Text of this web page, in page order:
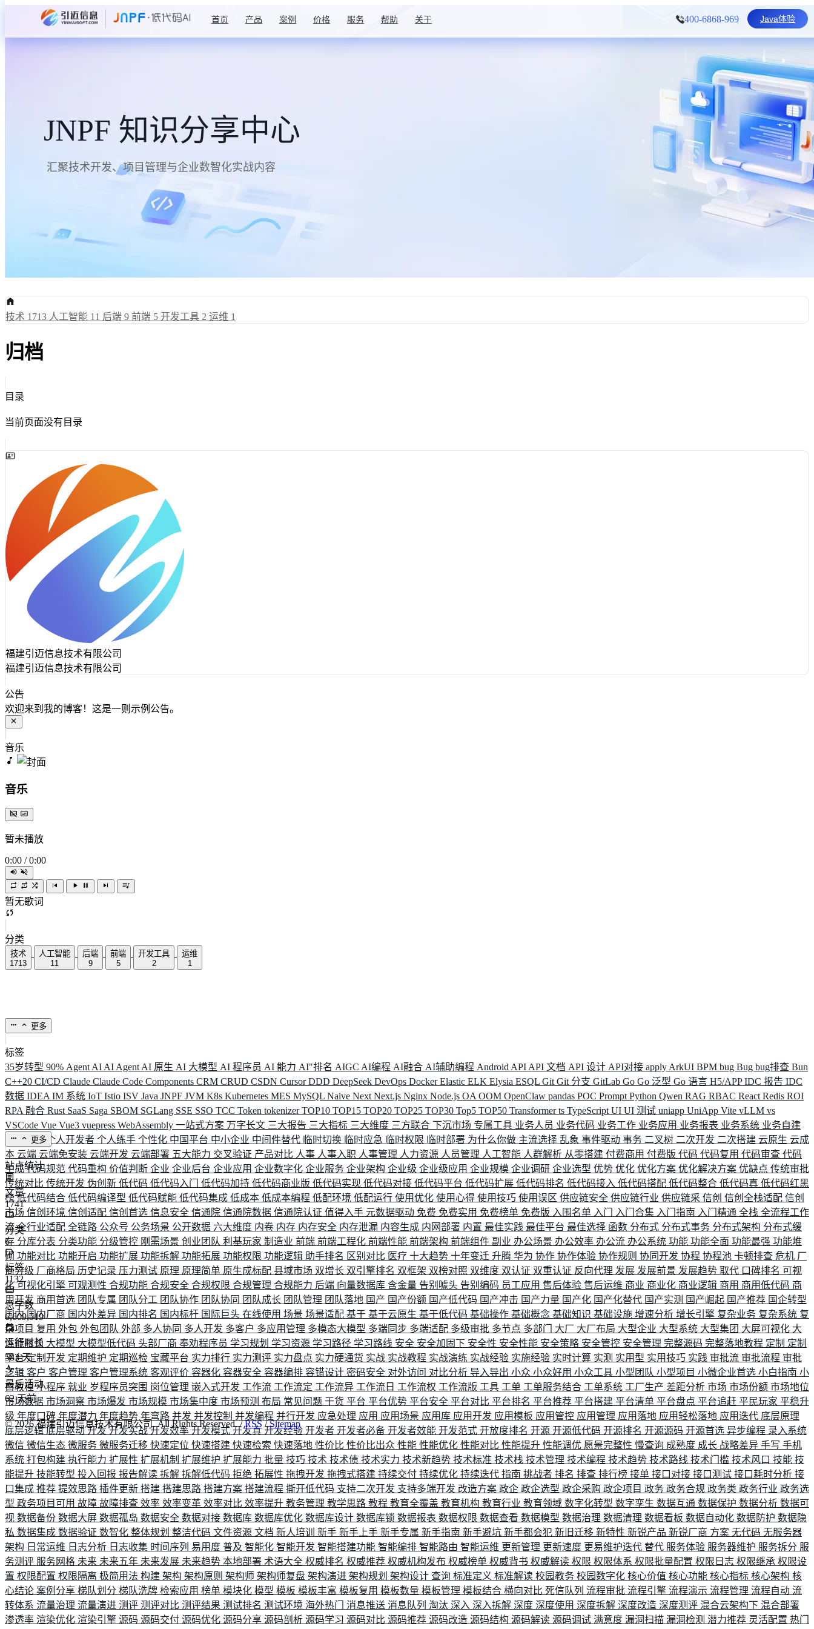
首页 产品 案例 价格 服务 帮助 关于 400-6868-969 Java体验
JNPF 知识分享中心
汇聚技术开发、项目管理与企业数智化实战内容
技术 1713 人工智能 11 后端 9 前端 5 开发工具 2 运维 1
归档
目录
当前页面没有目录
福建引迈信息技术有限公司
福建引迈信息技术有限公司
公告
欢迎来到我的博客！这是一则示例公告。
音乐
音乐
暂未播放
0:00 / 0:00
暂无歌词
分类
技术
1713
人工智能
11
后端
9
前端
5
开发工具
2
运维
1
更多
标签
35岁转型 90% Agent AI AI Agent AI 原生 AI 大模型 AI 程序员 AI 能力 AI"排名 AIGC AI编程 AI融合 AI辅助编程 Android API API 文档 API 设计 API对接 apply ArkUI BPM bug Bug bug排查 Bun
C++20 CI/CD Claude Claude Code Components CRM CRUD CSDN CursorDDD DeepSeek DevOps DockerElastic ELK Elysia ESQL Git Git 分支 GitLab Go Go 泛型 Go 语言 H5/APPIDC 报告 IDC
数据 IDEA IM 系统 IoT Istio ISV Java JNPF JVM K8s Kubernetes MES MySQL Naive Next Next.js Nginx Node.js OA OOM OpenClaw pandas POC Prompt Python Qwen RAG RBAC React Redis ROI
RPA 融合 Rust SaaS Saga SBOM SGLang SSE SSO TCC Token tokenizerTOP10 TOP15 TOP20 TOP25 TOP30 Top5 TOP50 Transformerts TypeScript UI UI 测试 uniapp UniApp Vite vLLM vs
VSCode Vue Vue3 vuepress WebAssembly 一站式方案 万字长文 三大报告 三大指标 三大维度 三方联合 下沉市场 专属工具 业务人员 业务代码 业务工作 业务应用 业务报表 业务系统 业务自建
业务连续个人开发者 个人练手 个性化 中国平台 中小企业 中间件替代 临时切换 临时应急 临时权限 临时部署 为什么你做 主流选择 乱象 事件驱动 事务 二叉树 二次开发 二次搭建 云原生 云成
本 云端 云端免安装 云端开发 云端部署 五大能力 交叉验证 产品对比 人事 人事入职 人事管理 人力资源 人员管理 人工智能 人群解析 从零搭建 付费商用 付费版 代码 代码复用 代码审查 代码
生成代码规范 代码重构 价值判断 企业 企业后台 企业应用 企业数字化 企业服务 企业架构 企业级 企业级应用 企业规模 企业调研 企业选型 优势 优化 优化方案 优化解决方案 优缺点 传统审批
传统对比 传统开发 伪创新 低代码 低代码入门 低代码加持 低代码商业版 低代码实现 低代码对接 低代码平台 低代码扩展 低代码排名 低代码接入 低代码搭配 低代码整合 低代码真 低代码红黑
榜低代码结合 低代码编译型 低代码赋能 低代码集成 低成本 低成本编程 低配环境 低配运行 使用优化 使用心得 使用技巧 使用误区 供应链安全 供应链行业 供应链采 信创 信创全栈适配 信创
市场 信创环境 信创适配 信创首选 信息安全 信通院 信通院数据 信通院认证 值得入手 元数据驱动 免费 免费实用 免费榜单 免费版 入围名单 入门 入门合集 入门指南 入门精通 全栈 全流程工作
流全行业适配 全链路 公众号 公务场景 公开数据 六大维度 内卷 内存 内存安全 内存泄漏 内容生成 内网部署 内置 最佳实践 最佳平台 最佳选择 函数 分布式 分布式事务 分布式架构 分布式缓
存 分库分表 分类功能 分级管控 刚需场景 创业团队 利基玩家 制造业 前端 前端工程化 前端性能 前端架构 前端组件 副业 办公场景 办公效率 办公流 办公系统 功能 功能全面 功能最强 功能堆
砌 功能对比 功能开启 功能扩展 功能拆解 功能拓展 功能权限 功能逻辑 助手排名 区别对比 医疗 十大趋势 十年变迁 升腾 华为 协作 协作体验 协作规则 协同开发 协程 协程池 卡顿排查 危机 厂
商分级 厂商格局 历史记录 压力测试 原理 原理简单 原生成标配 县域市场 双增长 双引擎排名 双框架 双榜对照 双维度 双认证 双重认证 反向代理 发展 发展前景 发展趋势 取代 口碑排名 可视
化可视化引擎 可观测性 合规功能 合规安全 合规权限 合规管理 合规能力 后端 向量数据库 含金量 告别噱头 告别编码 员工应用 售后体验 售后运维 商业 商业化 商业逻辑 商用 商用低代码 商
用开发 商用首选 团队专属 团队分工 团队协作 团队协同 团队成长 团队管理 团队落地 国产 国产份额 国产低代码 国产冲击 国产力量 国产化 国产化替代 国产实测 国产崛起 国产推荐 国企转型
国内国内厂商 国内外差异 国内排名 国内标杆 国际巨头 在线使用 场景 场景适配 基于 基于云原生 基于低代码 基础操作 基础概念 基础知识 基础设施 增速分析 增长引擎 复杂业务 复杂系统 复
杂项目 复用 外包 外包团队 外部 多人协同 多人开发 多客户 多应用管理 多模态大模型 多端同步 多端适配 多级审批 多节点 多部门 大厂 大厂布局 大型企业 大型系统 大型集团 大屏可视化 大
性能瓶颈 大模型 大模型低代码 头部厂商 奉劝程序员 学习规划 学习资源 学习路径 学习路线 安全 安全加固下 安全性 安全性能 安全策略 安全管控 安全管理 完整源码 完整落地教程 定制 定制
平台定制开发 定期维护 定期巡检 宝藏平台 实力排行 实力测评 实力盘点 实力硬通货 实战 实战教程 实战演练 实战经验 实施经验 实时计算 实测 实用型 实用技巧 实践 审批流 审批流程 审批
逻辑 客户 客户管理 客户管理系统 客观评价 容器化 容器安全 容器编排 容错设计 密码安全 对外访问 对比分析 导入导出 小众 小众好用 小众工具 小型团队 小型项目 小微企业首选 小白指南 小
白教程小程序 就业 岁程序员突围 岗位管理 嵌入式开发 工作流 工作流定 工作流异 工作流日 工作流权 工作流版 工具 工单 工单服务结合 工单系统 工厂生产 差距分析 市场 市场份额 市场地位
市场数据 市场洞察 市场爆发 市场规模 市场集中度 市场预测 布局 常见问题 干货 平台 平台优势 平台安全 平台对比 平台排名 平台推荐 平台搭建 平台清单 平台盘点 平台追赶 平民玩家 平稳升
级 年度口碑 年度潜力 年度趋势 年弯路 并发 并发控制 并发编程 并行开发 应急处理 应用 应用场景 应用库 应用开发 应用模板 应用管控 应用管理 应用落地 应用轻松落地 应用迭代 底层原理
底层逻辑底层驱动开发开发实战开发效率开发模式开发真开发经验 开发者 开发者必备 开发者效能 开发范式 开放度排名 开源 开源低代码 开源排名 开源源码 开源首选 异步编程 录入系统
微信 微信生态 微服务 微服务迁移 快速定位 快速搭建 快速检索 快速落地 性价比 性价比出众 性能 性能优化 性能对比 性能提升 性能调优 愿景完整性 慢查询 成熟度 成长 战略差异 手写 手机
系统 打包构建 执行能力 扩展性 扩展机制 扩展维护 扩展能力 批量 技巧 技术 技术债 技术实力 技术新趋势 技术标准 技术栈 技术管理 技术编程 技术趋势 技术路线 技术门槛 技术风口 技能 技
能提升 技能转型 投入回报 报告解读 拆解 拆解低代码 拒绝 拓展性 拖拽开发 拖拽式搭建 持续交付 持续优化 持续迭代 指南 挑战者 排名 排查 排行榜 接单 接口对接 接口测试 接口耗时分析 接
口集成 推荐 提效思路 插件更新 搭建 搭建思路 搭建方案 搭建流程 撕开低代码 支持二次开发 支持多端开发 改造方案 政企 政企选型 政企采购 政企项目 政务 政务合规 政务类 政务行业 政务选
型 政务项目可用 故障 故障排查 效率 效率变革 效率对比 效率提升 教务管理 教学思路 教程 教育全覆盖 教育机构 教育行业 教育领域 数字化转型 数字孪生 数据互通 数据保护 数据分析 数据可
视 数据备份 数据大屏 数据孤岛 数据安全 数据对接 数据库 数据库优化 数据库设计 数据库锁 数据报表 数据权限 数据查看 数据模型 数据治理 数据清理 数据看板 数据自动化 数据防护 数据隐
私 数据集成 数据验证 数智化 整体规划 整洁代码 文件资源 文档 新人培训 新手 新手上手 新手专属 新手指南 新手避坑 新手都会犯 新旧迁移 新特性 新锐产品 新锐厂商 方案 无代码 无服务器
架构 日常运维 日志分析 日志收集 时间序列 易用度 普及 智能化 智能开发 智能搭建功能 智能编排 智能路由 智能运维 更新管理 更新速度 更易维护迭代 替代 服务体验 服务器维护 服务拆分 服
务测评 服务网格 未来 未来五年 未来发展 未来趋势 本地部署 术语大全 权威排名 权威推荐 权威机构发布 权威榜单 权威背书 权威解读 权限 权限体系 权限批量配置 权限日志 权限继承 权限设
置 权限配置 权限隔离 极简用法 构建 架构 架构原则 架构师 架构师复盘 架构演进 架构规划 架构设计 查询 标准定义 标准解读 校园教务 校园数字化 核心价值 核心功能 核心指标 核心架构 核
心结论 案例分享 梯队划分 梯队洗牌 检索应用 榜单 模块化 模型 模板 模板丰富 模板复用 模板数量 模板管理 模板结合 横向对比 死信队列 流程审批 流程引擎 流程演示 流程管理 流程自动 流
转体系 流量治理 流量演进 测评 测评对比 测评结果 测试排名 测试环境 海外热门 消息推送 消息队列 淘汰 深入 深入拆解 深度 深度使用 深度拆解 深度改造 深度测评 混合云架构下 混合部署
渗透率 渲染优化 渲染引擎 源码 源码交付 源码优化 源码分享 源码剖析 源码学习 源码对比 源码推荐 源码改造 源码结构 源码解读 源码调试 满意度 漏洞扫描 漏洞检测 潜力推荐 灵活配置 热门
更多
站点统计
文章
1741
分类
6
标签
1132
总字数
6,609,519
运行时长
583 天
最后活动
62 天前
©2026福建引迈信息技术有限公司. All Rights Reserved. /RSS/Sitemap